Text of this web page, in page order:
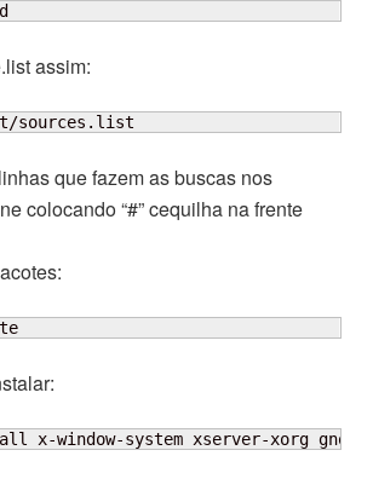
assim:
sources.list
que fazem as buscas nos
colocando “#” cequilha na frente
x-window-system xserver-xorg